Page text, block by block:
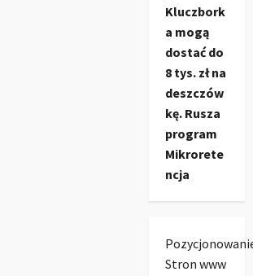
Kluczbork
a mogą
dostać do
8 tys. zł na
deszczów
kę. Rusza
program
Mikrorete
ncja
Stron www